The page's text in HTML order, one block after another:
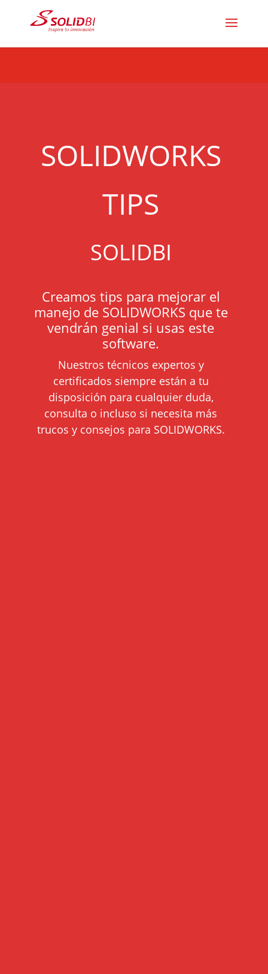
SOLIDWORKS
TIPS
SOLIDBI
Creamos tips para mejorar el
manejo de SOLIDWORKS que te
vendrán genial si usas este
software.
Nuestros técnicos expertos y
certificados siempre están a tu
disposición para cualquier duda,
consulta o incluso si necesita más
trucos y consejos para SOLIDWORKS.